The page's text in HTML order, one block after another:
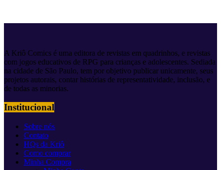
A Kriô Comics é uma editora de revistas em quadrinhos, e revistas
com jogos educativos de RPG para crianças e adolescentes. Sediada
na cidade de São Paulo, tem por objetivo publicar unicamente, seus
projetos autorais, contar histórias de representatividade, inclusão, e
de todas as minorias.
Institucional
Sobre nós
Contato
HQs da Kriô
Como comprar
Minha Compra